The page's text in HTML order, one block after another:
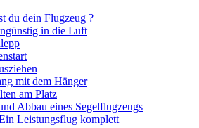
du dein Flugzeug ?
in die Luft
mit dem Hänger
am Platz
Abbau eines Segelflugzeugs
Leistungsflug komplett